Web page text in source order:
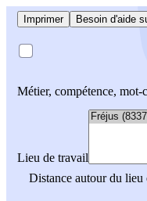
Imprimer Besoin d'aide
Métier, compétence,
Lieu de travail
Distance autour du lieu